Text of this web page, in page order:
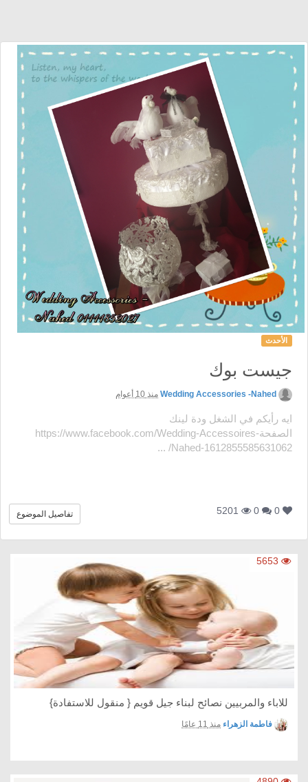
الأحدث
جيست بوك
Wedding Accessories -Nahed منذ 10 أعوام
ايه رأيكم في الشغل ودة لينك
الصفحةhttps://www.facebook.com/Wedding-Accessoires-
Nahed-1612855585631062/ ...
0
0
5201 تفاصيل الموضوع
5653
للاباء والمربيين نصائح لبناء جيل قويم { منقول للاستفادة}
فاطمة الزهراء منذ 11 عامًا